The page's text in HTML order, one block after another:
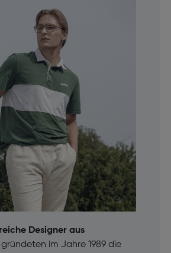
Designer aus
gründeten im Jahre 1989 die